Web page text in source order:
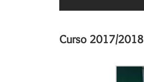
Curso 2017/2018